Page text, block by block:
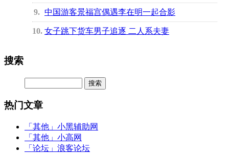
9 中国游客景福宫偶遇李在明一起合影
10 女子跳下货车男子追逐 二人系夫妻
搜索
热门文章
「其他」 小黑辅助网
「其他」 小高网
「论坛」 浪客论坛